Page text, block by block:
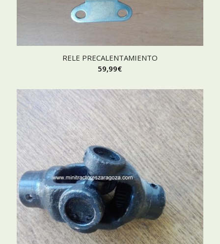
RELE PRECALENTAMIENTO
59,99€